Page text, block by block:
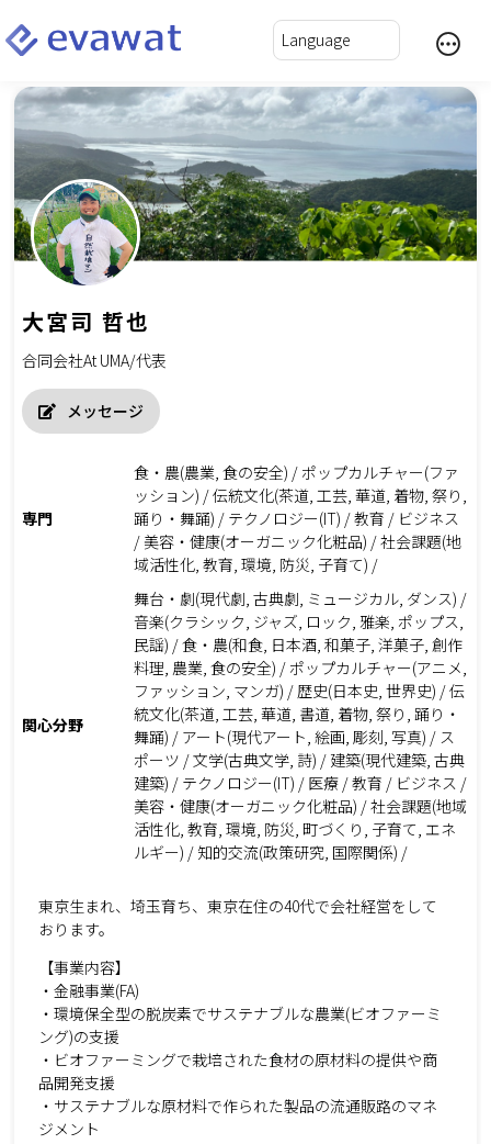
大宮司 哲也
合同会社At UMA/代表
メッセージ
専門
食・農(農業, 食の安全) / ポップカルチャー(ファ
ッション) / 伝統文化(茶道, 工芸, 華道, 着物, 祭り,
踊り・舞踊) / テクノロジー(IT) / 教育 / ビジネス
/ 美容・健康(オーガニック化粧品) / 社会課題(地
域活性化, 教育, 環境, 防災, 子育て) /
関心分野
舞台・劇(現代劇, 古典劇, ミュージカル, ダンス) /
音楽(クラシック, ジャズ, ロック, 雅楽, ポップス,
民謡) / 食・農(和食, 日本酒, 和菓子, 洋菓子, 創作
料理, 農業, 食の安全) / ポップカルチャー(アニメ,
ファッション, マンガ) / 歴史(日本史, 世界史) / 伝
統文化(茶道, 工芸, 華道, 書道, 着物, 祭り, 踊り・
舞踊) / アート(現代アート, 絵画, 彫刻, 写真) / ス
ポーツ / 文学(古典文学, 詩) / 建築(現代建築, 古典
建築) / テクノロジー(IT) / 医療 / 教育 / ビジネス /
美容・健康(オーガニック化粧品) / 社会課題(地域
活性化, 教育, 環境, 防災, 町づくり, 子育て, エネ
ルギー) / 知的交流(政策研究, 国際関係) /
東京生まれ、埼玉育ち、東京在住の40代で会社経営をして
おります。
【事業内容】
・金融事業(FA)
・環境保全型の脱炭素でサステナブルな農業(ビオファーミ
ング)の支援
・ビオファーミングで栽培された食材の原材料の提供や商
品開発支援
・サステナブルな原材料で作られた製品の流通販路のマネ
ジメント